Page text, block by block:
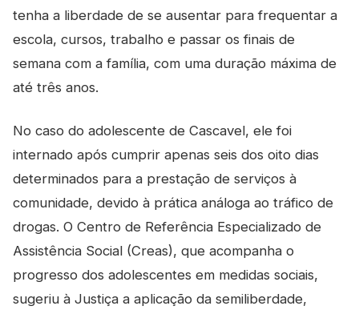
tenha a liberdade de se ausentar para frequentar a
escola, cursos, trabalho e passar os finais de
semana com a família, com uma duração máxima de
até três anos.
No caso do adolescente de Cascavel, ele foi
internado após cumprir apenas seis dos oito dias
determinados para a prestação de serviços à
comunidade, devido à prática análoga ao tráfico de
drogas. O Centro de Referência Especializado de
Assistência Social (Creas), que acompanha o
progresso dos adolescentes em medidas sociais,
sugeriu à Justiça a aplicação da semiliberdade,